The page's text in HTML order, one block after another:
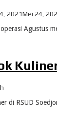
2021Mei 24,
Agustus
di RSUD